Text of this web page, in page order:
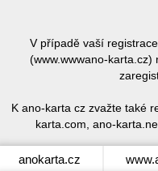
V případě vaší
(www.wwwano-
K ano-karta cz zvažte také
karta.com, ano-
anokarta.cz